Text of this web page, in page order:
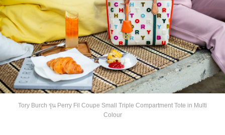
Tory Burch รุ่น Perry Fil Coupe Small Triple Compartment Tote in Multi
Colour